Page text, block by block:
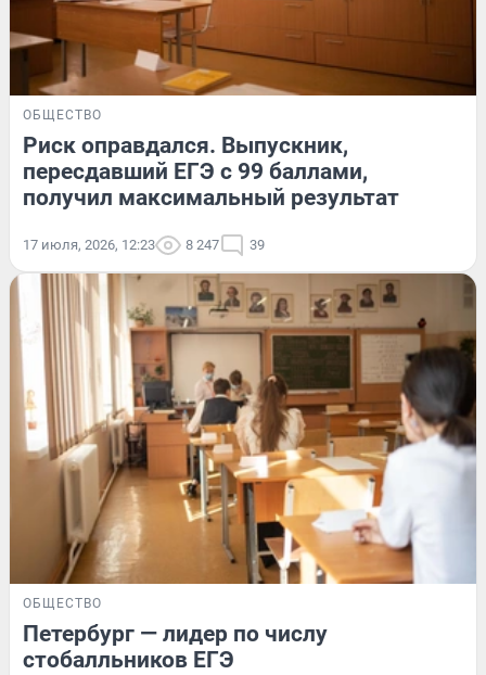
ОБЩЕСТВО
Риск оправдался. Выпускник,
пересдавший ЕГЭ с 99 баллами,
получил максимальный результат
17 июля, 2026, 12:23 8 247 39
ОБЩЕСТВО
Петербург — лидер по числу
стобалльников ЕГЭ